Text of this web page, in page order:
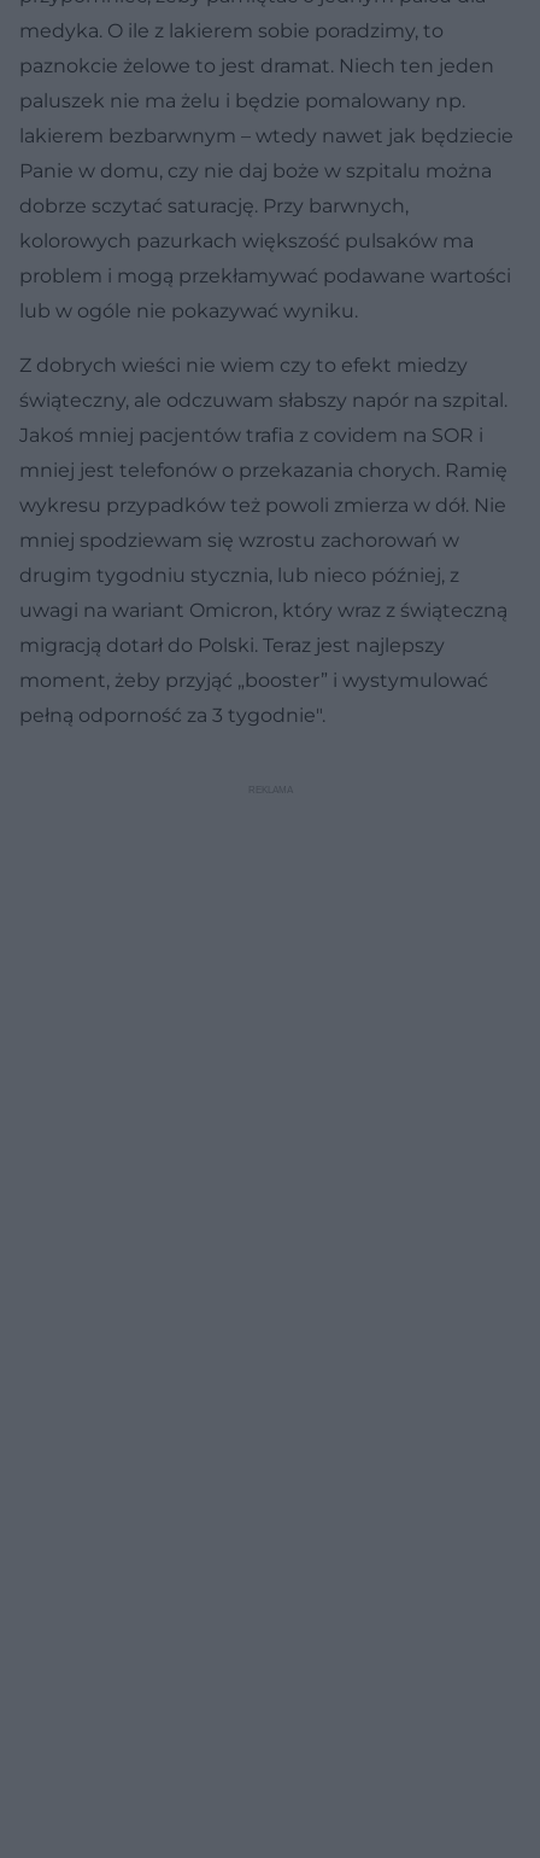
medyka. O ile z lakierem sobie poradzimy, to
paznokcie żelowe to jest dramat. Niech ten jeden
paluszek nie ma żelu i będzie pomalowany np.
lakierem bezbarwnym – wtedy nawet jak będziecie
Panie w domu, czy nie daj boże w szpitalu można
dobrze sczytać saturację. Przy barwnych,
kolorowych pazurkach większość pulsaków ma
problem i mogą przekłamywać podawane wartości
lub w ogóle nie pokazywać wyniku.
Z dobrych wieści nie wiem czy to efekt miedzy
świąteczny, ale odczuwam słabszy napór na szpital.
Jakoś mniej pacjentów trafia z covidem na SOR i
mniej jest telefonów o przekazania chorych. Ramię
wykresu przypadków też powoli zmierza w dół. Nie
mniej spodziewam się wzrostu zachorowań w
drugim tygodniu stycznia, lub nieco później, z
uwagi na wariant Omicron, który wraz z świąteczną
migracją dotarł do Polski. Teraz jest najlepszy
moment, żeby przyjąć „booster” i wystymulować
pełną odporność za 3 tygodnie".